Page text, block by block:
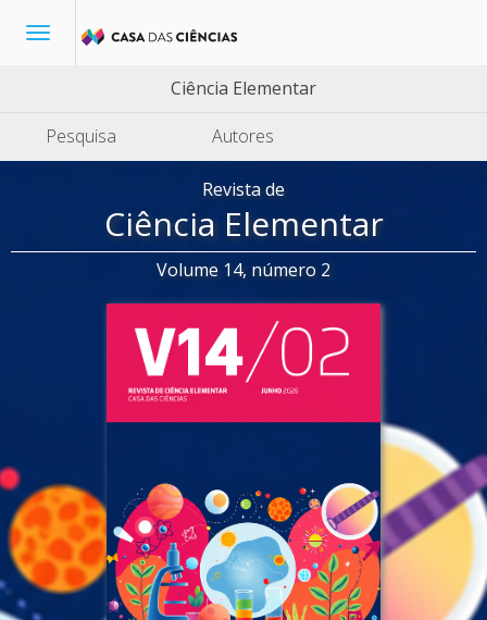
Toggle
Ciência Elementar
Pesquisa
Autores
Revista de
Ciência Elementar
Volume 14, número 2